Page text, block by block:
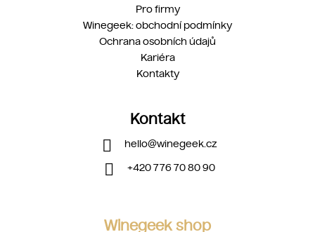
Pro firmy
Winegeek: obchodní podmínky
Ochrana osobních údajů
Kariéra
Kontakty
Kontakt
hello@winegeek.cz
+420 776 70 80 90
Winegeek shop